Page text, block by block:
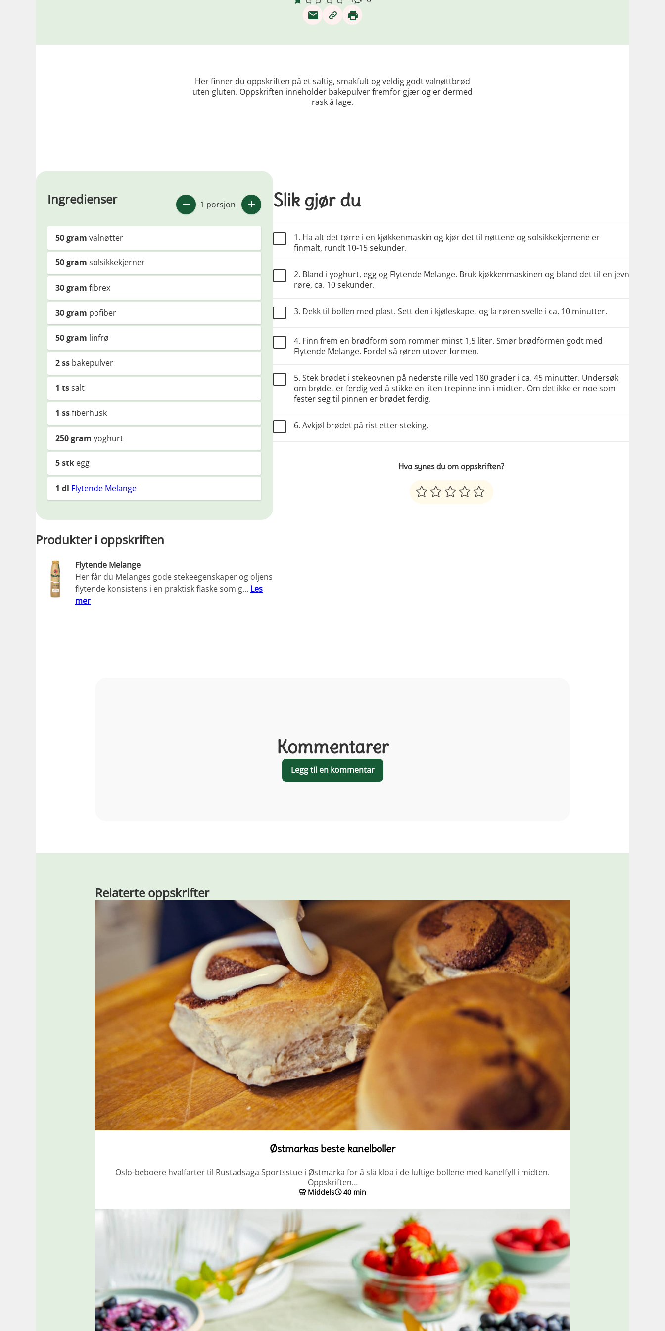
Her finner du oppskriften på et saftig, smakfult og veldig godt valnøttbrød
uten gluten. Oppskriften inneholder bakepulver fremfor gjær og er dermed
rask å lage.
Ingredienser 1 porsjon
50gram valnøtter
50gram solsikkekjerner
30gram fibrex
30gram pofiber
50gram linfrø
2ss bakepulver
1 tssalt
1 ssfiberhusk
250gram yoghurt
5stk egg
1 dl Flytende Melange
Produkter i oppskriften
Flytende Melange
Her får du Melanges gode stekeegenskaper og oljens
flytende konsistens i en praktisk flaske som g… Les
mer
Slik gjør du
1. Ha alt det tørre i en kjøkkenmaskin og kjør det til nøttene og solsikkekjernene er
finmalt, rundt 10-15 sekunder.
2. Bland i yoghurt, egg og Flytende Melange. Bruk kjøkkenmaskinen og bland det til en jevn
røre, ca. 10 sekunder.
3. Dekk til bollen med plast. Sett den i kjøleskapet og la røren svelle i ca. 10 minutter.
4. Finn frem en brødform som rommer minst 1,5 liter. Smør brødformen godt med
Flytende Melange. Fordel så røren utover formen.
5. Stek brødet i stekeovnen på nederste rille ved 180 grader i ca. 45 minutter. Undersøk
om brødet er ferdig ved å stikke en liten trepinne inn i midten. Om det ikke er noe som
fester seg til pinnen er brødet ferdig.
6. Avkjøl brødet på rist etter steking.
Hva synes du om oppskriften?
Kommentarer
Legg til en kommentar
Relaterte oppskrifter
Østmarkas beste kanelboller
Oslo-beboere hvalfarter til Rustadsaga Sportsstue i Østmarka for å slå kloa i de luftige bollene med kanelfyll i midten.
Oppskriften…
Middels 40 min